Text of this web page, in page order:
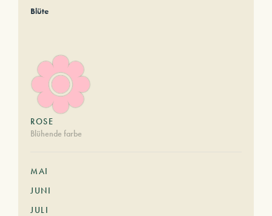
Blüte
ROSE
Blühende farbe
MAI
JUNI
JULI